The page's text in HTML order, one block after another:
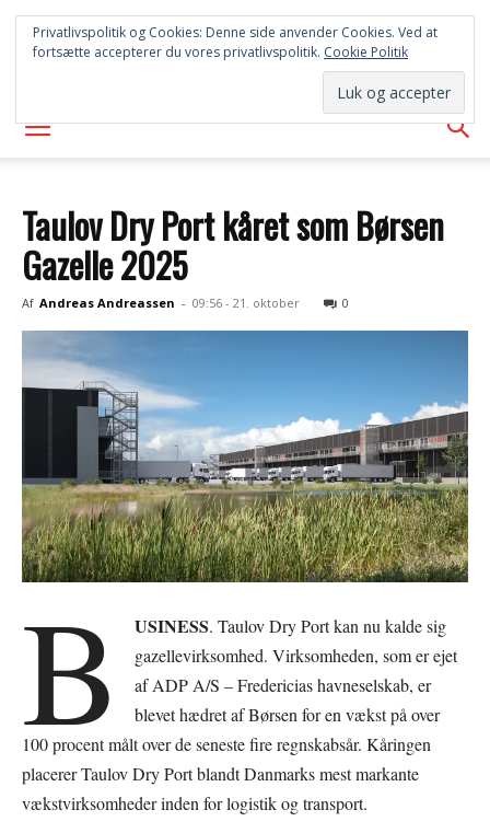
SYD
AVISEN
Taulov Dry Port kåret som Børsen
Gazelle 2025
Af Andreas Andreassen - 09:56 - 21. oktober 0
B USINESS. Taulov Dry Port kan nu kalde sig
gazellevirksomhed. Virksomheden, som er ejet
af ADP A/S – Fredericias havneselskab, er
blevet hædret af Børsen for en vækst på over
100 procent målt over de seneste fire regnskabsår. Kåringen
placerer Taulov Dry Port blandt Danmarks mest markante
vækstvirksomheder inden for logistik og transport.
Privatlivspolitik og Cookies: Denne side anvender Cookies. Ved at
fortsætte accepterer du vores privatlivspolitik. Cookie Politik